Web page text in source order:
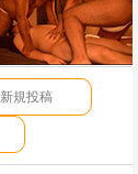
新規投稿